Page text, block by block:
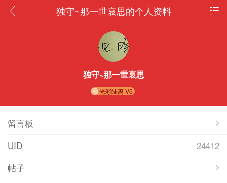
独守~那一世哀思的个人资料
独守~那一世哀思
光彩陆离 V6
留言板
UID
24412
帖子